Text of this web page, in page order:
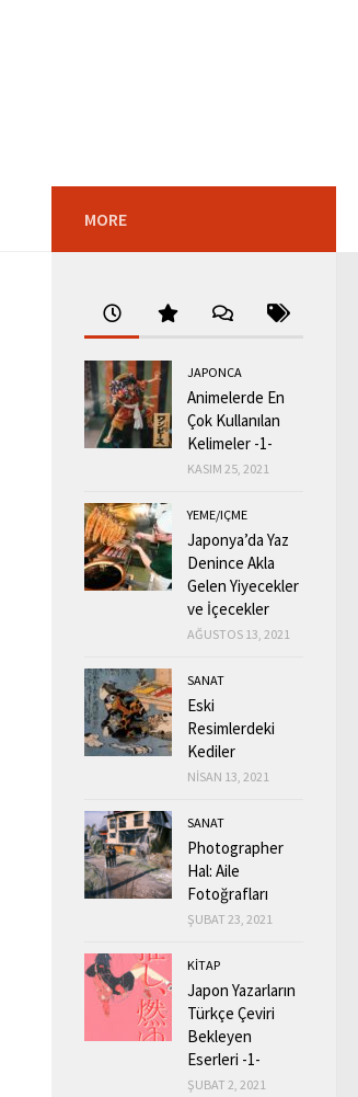
MORE
JAPONCA
Animelerde En
Çok Kullanılan
Kelimeler -1-
KASIM 25, 2021
YEME/IÇME
Japonya’da Yaz
Denince Akla
Gelen Yiyecekler
ve İçecekler
AĞUSTOS 13, 2021
SANAT
Eski
Resimlerdeki
Kediler
NISAN 13, 2021
SANAT
Photographer
Hal: Aile
Fotoğrafları
ŞUBAT 23, 2021
KİTAP
Japon Yazarların
Türkçe Çeviri
Bekleyen
Eserleri -1-
ŞUBAT 2, 2021